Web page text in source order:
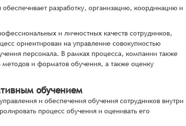
разработку, организацию, координацию и
и личностных качеств сотрудников,
ориентирован на управление совокупностью
персонала. В рамках процесса, компании также
и форматов обучения, а также оценку
обучением
и обеспечения обучения сотрудников внутри
процесс обучения и оценивать его